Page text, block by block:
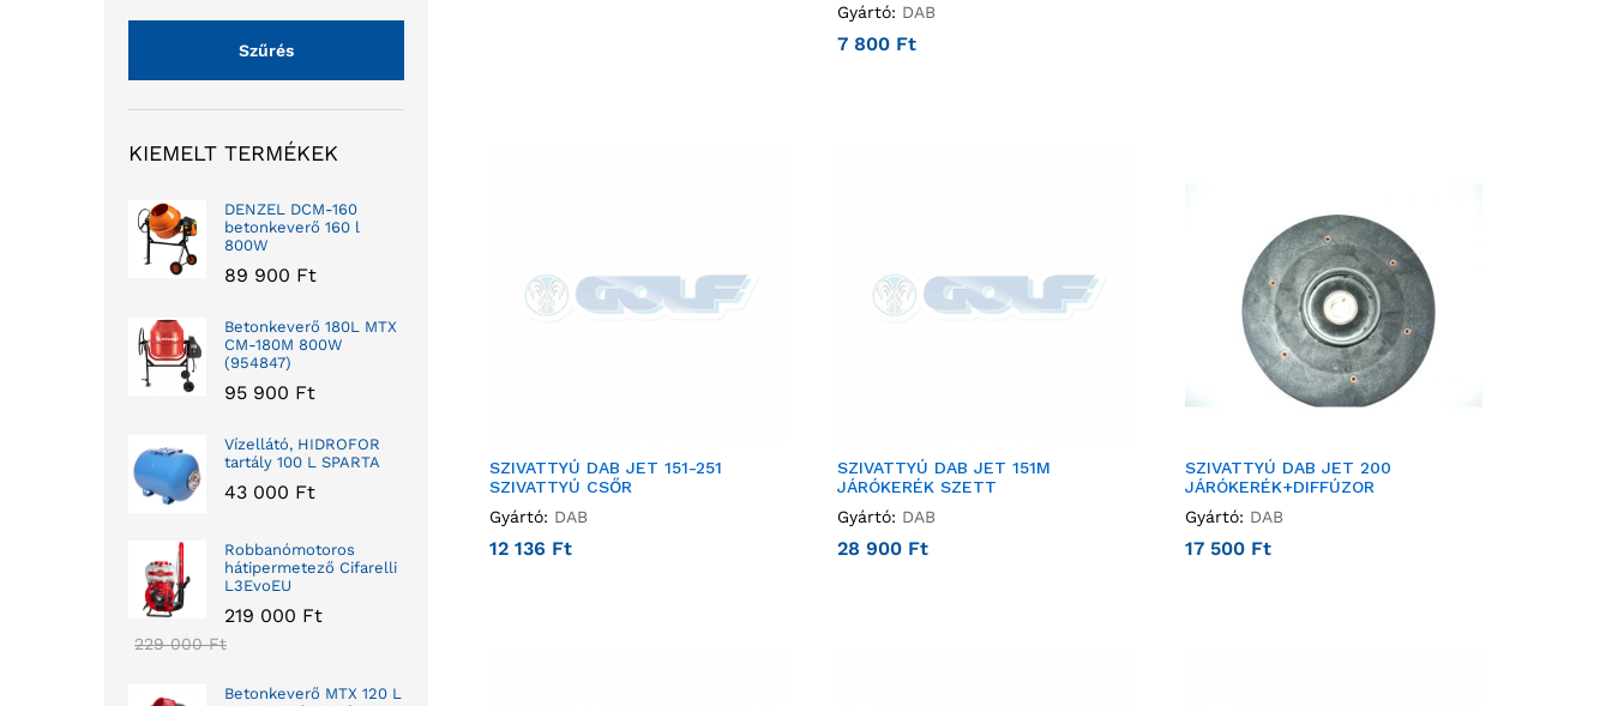
Gyártó: DAB
7 800 Ft
SZIVATTYÚ DAB JET 151-251
SZIVATTYÚ CSŐR
Gyártó: DAB
12 136 Ft
SZIVATTYÚ DAB JET 151M
JÁRÓKERÉK SZETT
Gyártó: DAB
28 900 Ft
SZIVATTYÚ DAB JET 200
JÁRÓKERÉK+DIFFÚZOR
Gyártó: DAB
17 500 Ft
Szűrés
KIEMELT TERMÉKEK
DENZEL DCM-160
betonkeverő 160 l
800W
89 900 Ft
Betonkeverő 180L MTX
CM-180M 800W
(954847)
95 900 Ft
Vízellátó, HIDROFOR
tartály 100 L SPARTA
43 000 Ft
Robbanómotoros
hátipermetező Cifarelli
L3EvoEU
219 000 Ft
229 000Ft
Betonkeverő MTX 120 L